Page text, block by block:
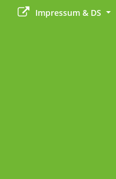
Impressum & DS